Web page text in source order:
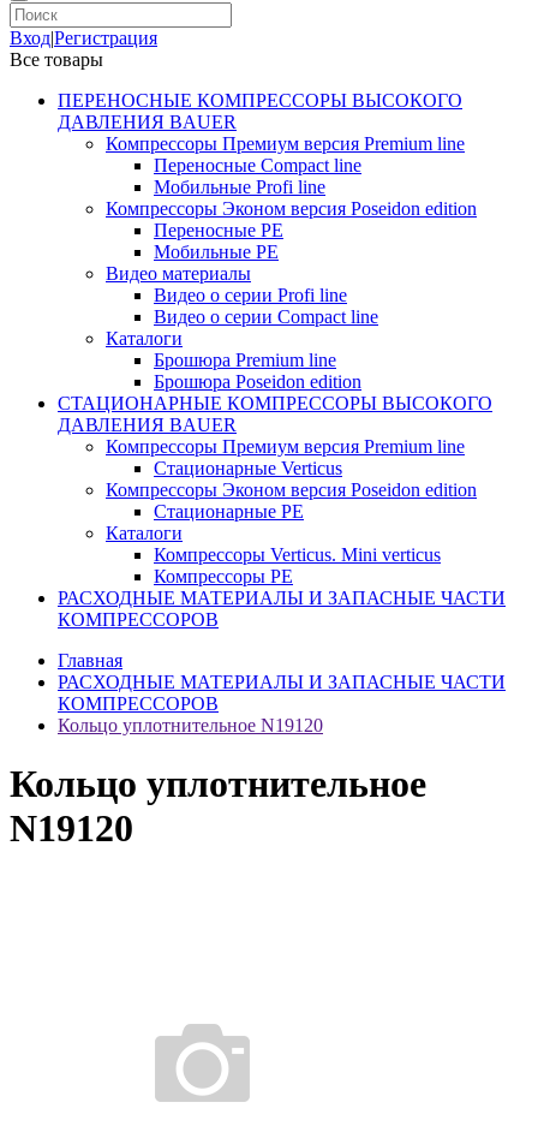
Вход|Регистрация
Все товары
ПЕРЕНОСНЫЕ КОМПРЕССОРЫ ВЫСОКОГО
ДАВЛЕНИЯ BAUER
Компрессоры Премиум версия Premium line
Переносные Compact line
Мобильные Profi line
Компрессоры Эконом версия Poseidon edition
Переносные PE
Мобильные PE
Видео материалы
Видео о серии Profi line
Видео о серии Compact line
Каталоги
Брошюра Premium line
Брошюра Poseidon edition
СТАЦИОНАРНЫЕ КОМПРЕССОРЫ ВЫСОКОГО
ДАВЛЕНИЯ BAUER
Компрессоры Премиум версия Premium line
Стационарные Verticus
Компрессоры Эконом версия Poseidon edition
Стационарные PE
Каталоги
Компрессоры Verticus. Mini verticus
Компрессоры PE
РАСХОДНЫЕ МАТЕРИАЛЫ И ЗАПАСНЫЕ ЧАСТИ
КОМПРЕССОРОВ
Главная
РАСХОДНЫЕ МАТЕРИАЛЫ И ЗАПАСНЫЕ ЧАСТИ
КОМПРЕССОРОВ
Кольцо уплотнительное N19120
Кольцо уплотнительное
N19120